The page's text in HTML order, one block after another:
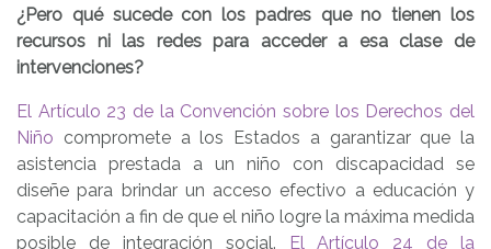
¿Pero qué sucede con los padres que no tienen los
recursos ni las redes para acceder a esa clase de
intervenciones?
El Artículo 23 de la Convención sobre los Derechos del
Niño compromete a los Estados a garantizar que la
asistencia prestada a un niño con discapacidad se
diseñe para brindar un acceso efectivo a educación y
capacitación a fin de que el niño logre la máxima medida
posible de integración social.
El Artículo 24 de la